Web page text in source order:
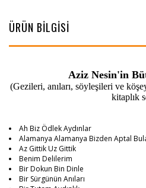
ÜRÜN BİLGİSİ
Aziz Nesin'in
(Gezileri, anıları, söyleşileri ve
kitaplık
Ah Biz Ödlek Aydınlar
Alamanya Alamanya Bizden Aptal
Az Gittik Uz Gittik
Benim Delilerim
Bir Dokun Bin Dinle
Bir Sürgünün Anıları